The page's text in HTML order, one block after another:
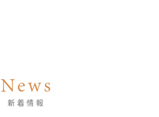
News
新着情報